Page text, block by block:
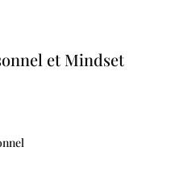
et Mindset